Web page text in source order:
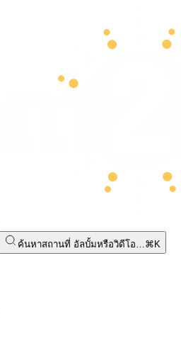
ค้นหาสถานที่ อัลบั้มหรือวิดีโอ…⌘K